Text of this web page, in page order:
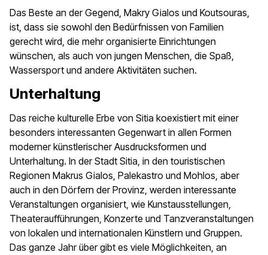
Das Beste an der Gegend, Makry Gialos und Koutsouras,
ist, dass sie sowohl den Bedürfnissen von Familien
gerecht wird, die mehr organisierte Einrichtungen
wünschen, als auch von jungen Menschen, die Spaß,
Wassersport und andere Aktivitäten suchen.
Unterhaltung
Das reiche kulturelle Erbe von Sitia koexistiert mit einer
besonders interessanten Gegenwart in allen Formen
moderner künstlerischer Ausdrucksformen und
Unterhaltung. In der Stadt Sitia, in den touristischen
Regionen Makrus Gialos, Palekastro und Mohlos, aber
auch in den Dörfern der Provinz, werden interessante
Veranstaltungen organisiert, wie Kunstausstellungen,
Theateraufführungen, Konzerte und Tanzveranstaltungen
von lokalen und internationalen Künstlern und Gruppen.
Das ganze Jahr über gibt es viele Möglichkeiten, an